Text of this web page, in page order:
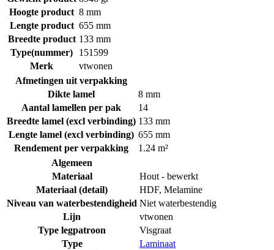
Hoogte product 8 mm
Lengte product 655 mm
Breedte product 133 mm
Type(nummer)
151599
Merk
vtwonen
Afmetingen uit verpakking
Dikte lamel
8 mm
Aantal lamellen per pak
14
Breedte lamel (excl verbinding) 133 mm
Lengte lamel (excl verbinding) 655 mm
Rendement per verpakking
1.24 m²
Algemeen
Materiaal
Hout - bewerkt
Materiaal (detail)
HDF, Melamine
Niveau van waterbestendigheid Niet waterbestendig
Lijn
vtwonen
Type legpatroon
Visgraat
Type
Laminaat